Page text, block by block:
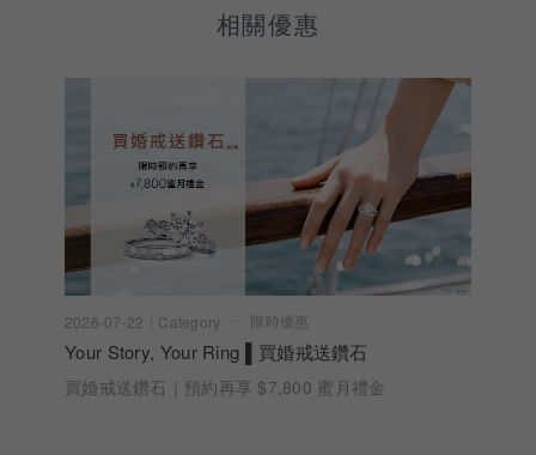
相關優惠
2026-07-10 Category 限時優惠
acredo IG社群抽獎活動 ｜Emoji Love Story 用
Emoji 說出專屬故事